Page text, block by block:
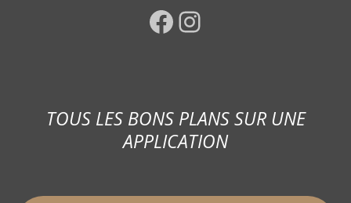
Facebook Instagram
TOUS LES BONS PLANS SUR UNE
APPLICATION